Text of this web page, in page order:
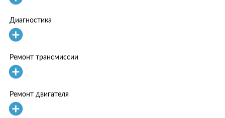
Диагностика
Ремонт трансмиссии
Ремонт двигателя